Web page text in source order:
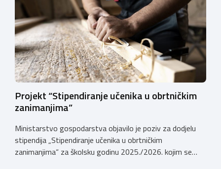
registriranim za ugostiteljske i/ili turističke djelatnosti,
obiteljskim poljoprivrednim
gospodarstvima/poljoprivrednicima koja su registrirana
za pružanje […]
Projekt “Stipendiranje učenika u obrtničkim
zanimanjima”
Ministarstvo gospodarstva objavilo je poziv za dodjelu
stipendija „Stipendiranje učenika u obrtničkim
zanimanjima“ za školsku godinu 2025./2026. kojim se